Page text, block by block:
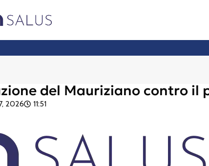
del Mauriziano contro il
2026 11:51